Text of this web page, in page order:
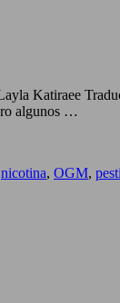
Katiraee
algunos …
nicotina, OGM,